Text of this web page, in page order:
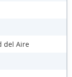
del Aire